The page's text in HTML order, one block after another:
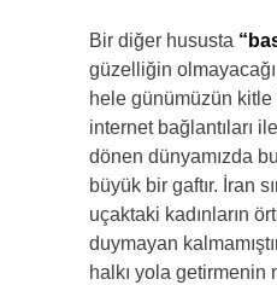
Bir diğer hususta
güzelliğin
hele günümüzün kitle
internet bağlantıları
dönen dünyamızda
büyük bir gaftır. İran
uçaktaki kadınların
duymayan
halkı yola getirmenin